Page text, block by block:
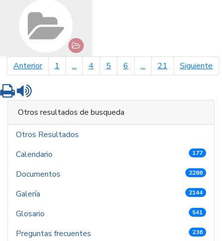
Anteriorpágina anterior
1 ... 4 5 6 ... 21 Siguiente
Imprimir
Otros resultados de busqueda
Otros Resultados
Calendario
177
Documentos 2286
Galería 2144
Glosario 541
Preguntas frecuentes 236